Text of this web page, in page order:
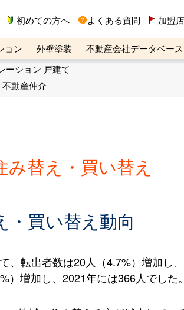
初めての方へ よくある質問 加盟
ョン 外壁塗装
不動産会社データベース
却ご相談デスク
ーション 戸建て
不動産仲介
替え・買い替え
・買い替え動向
、転出者数は20人（4.7%）増加し
増加し、2021年には366人でした。